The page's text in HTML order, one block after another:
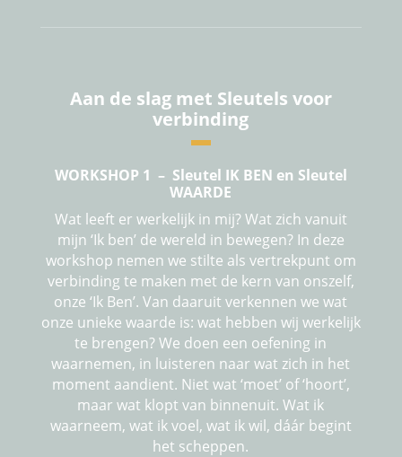
Aan de slag met Sleutels voor
verbinding
WORKSHOP 1 – Sleutel IK BEN en Sleutel
WAARDE
Wat leeft er werkelijk in mij? Wat zich vanuit
mijn ‘Ik ben’ de wereld in bewegen? In deze
workshop nemen we stilte als vertrekpunt om
verbinding te maken met de kern van onszelf,
onze ‘Ik Ben’. Van daaruit verkennen we wat
onze unieke waarde is: wat hebben wij werkelijk
te brengen? We doen een oefening in
waarnemen, in luisteren naar wat zich in het
moment aandient. Niet wat ‘moet’ of ‘hoort’,
maar wat klopt van binnenuit. Wat ik
waarneem, wat ik voel, wat ik wil, dáár begint
het scheppen.